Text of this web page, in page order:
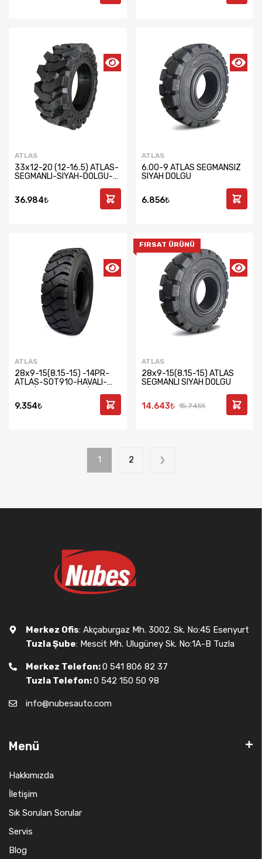
ATLAS
33x12-20 (12-16.5) ATLAS-
SEGMANLI-SIYAH-DOLGU-
36.984₺
ATLAS
6.00-9 ATLAS SEGMANSIZ
SIYAH DOLGU
6.856₺
ATLAS
28x9-15(8.15-15) -14PR-
ATLAS-SOT910-HAVALI-
9.354₺
ATLAS
28x9-15(8.15-15) ATLAS
SEGMANLI SIYAH DOLGU
14.643₺ 15.745₺
1 2
Merkez Ofis: Akçaburgaz Mh. 3002. Sk. No:45 Esenyurt
Tuzla Şube: Mescit Mh. Ulugüney Sk. No:1A-B Tuzla
Merkez Telefon:0 541 806 82 37
Tuzla Telefon:0 542 150 50 98
info@nubesauto.com
Menü
Hakkımızda
İletişim
Sık Sorulan Sorular
Servis
Blog